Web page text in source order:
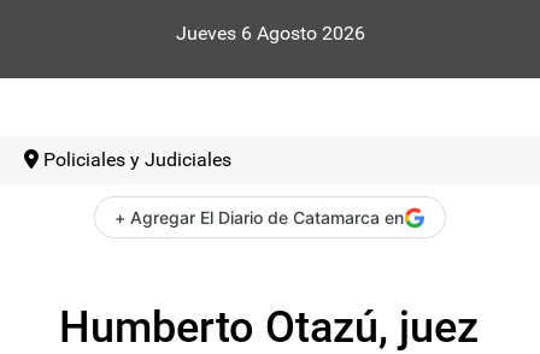
Jueves 6 Agosto 2026
Policiales y Judiciales
+ Agregar El Diario de Catamarca en
Humberto Otazú, juez